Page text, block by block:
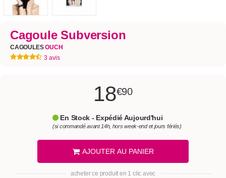
Cagoule Subversion
CAGOULESOUCH
3 avis
18€90
En Stock - Expédié Aujourd'hui
(si commandé avant 14h, hors week-end et jours fériés)
AJOUTER AU PANIER
acheter ce produit en 1 clic avec